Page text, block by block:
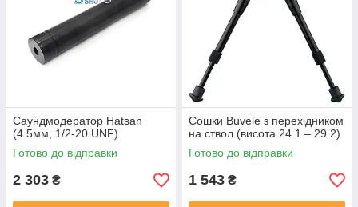
Саундмодератор Hatsan
(4.5мм, 1/2-20 UNF)
Готово до відправки
2 303 ₴
Сошки Buvele з перехідником
на ствол (висота 24.1 – 29.2)
Готово до відправки
1 543 ₴